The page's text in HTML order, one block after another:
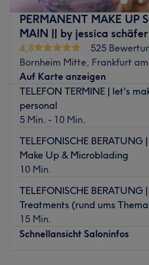
Barzahlung.
Zurück zur
hier erwarten dich moderne
Beratung und Ergebnisse, die
Ausstrahlung unterstreichen.
genieße deine persönliche
Nächste öffentliche
Nur zwei Gehminuten entfernt
die Bus- und Tramhaltestelle
Ostbahnhof/Honsellstraße.
Das Team:
Julia ist die Gründerin von JD
Expertin für Permanent Make-
gestylte Brows & Lashes. Mit viel
und einem geschulten Blick für
individuellen Wünsche ein. Ihr
Schönheit hervorzuheben und
PERMANENT MAKE UP
MAIN || by jessica schäfer
4,8
525
Bornheim Mitte, Frankfurt
Auf Karte anzeigen
TELEFON TERMINE | let's
personal
5 Min. - 10 Min.
TELEFONISCHE BERATUNG
Make Up & Microblading
10 Min.
TELEFONISCHE BERATUNG
Treatments (rund ums
15 Min.
Schnellansicht Saloninfos